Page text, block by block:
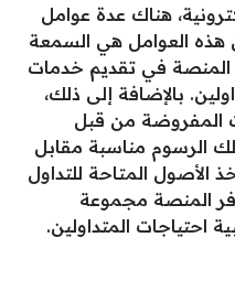
هناك عدة عوامل
هذه العوامل هي السمعة
في تقديم خدمات
بالإضافة إلى ذلك،
المفروضة من قبل
الرسوم مناسبة مقابل
الأصول المتاحة للتداول
المنصة مجموعة
احتياجات المتداولين.